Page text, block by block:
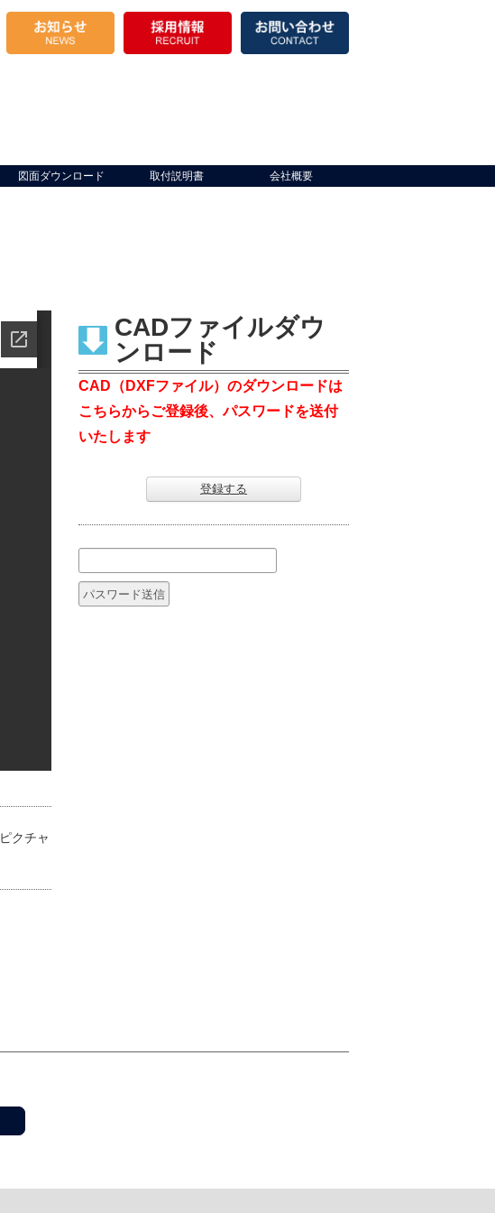
図面ダウンロード 取付説明書 会社概要
ピクチャ
CADファイルダウ
ンロード
CAD（DXFファイル）のダウンロードは
こちらからご登録後、パスワードを送付
いたします
登録する